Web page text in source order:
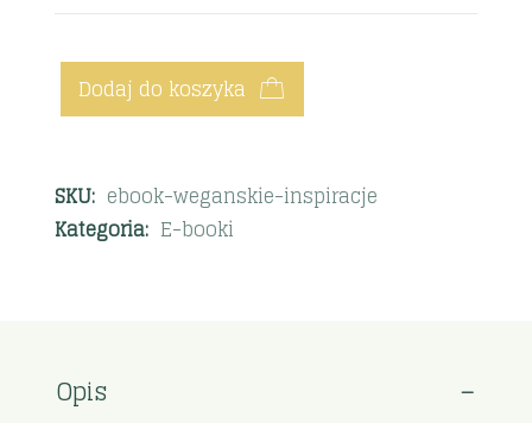
Dodaj do koszyka
SKU: ebook-weganskie-inspiracje
Kategoria: E-booki
Opis